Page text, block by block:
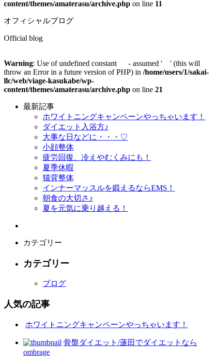
content/themes/amaterasu/archive.php on line 11
オフィシャルブログ
Official blog
Warning: Use of undefined constant - assumed ' ' (this will
throw an Error in a future version of PHP) in /home/users/1/sakai-
llc/web/viage-kasukabe/wp-
content/themes/amaterasu/archive.php on line 21
最新記事
ホワイトニングキャンペーンやっちゃいます！
ダイエット入浴方♪
大事な日などに・・・♡
小顔整体
疲労回復、冷えやむくみにも！
夏季休暇
猫背整体
インナーマッスルを鍛えるならEMS！
朝食の大切さ♪
夏を元気に乗り越える！
カテゴリー
カテゴリー
ブログ
人気の記事
ホワイトニングキャンペーンやっちゃいます！
骨盤ダイエット/蓮田でダイエットなら
ombrage